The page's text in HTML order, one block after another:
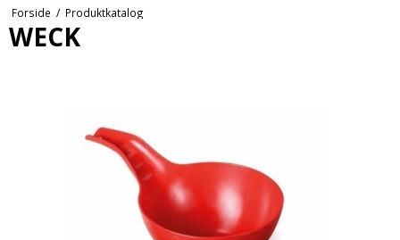
Forside / Produktkatalog
WECK